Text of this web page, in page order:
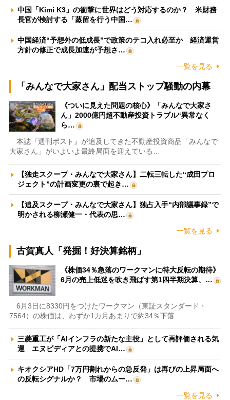
中国「Kimi K3」の衝撃に世界はどう対応するのか？ 米財務
長官が検討する「蒸留を行う中国…
中国経済“予想外の低成長”で政策のテコ入れ必至か 経済運営
方針の修正で成長加速が予想さ…
一覧を見る
「みんなで大家さん」配当ストップ騒動の内幕
《ついに見えた問題の核心》「みんなで大家さ
ん」2000億円超不動産投資トラブル“異常なく
ら…
本誌『週刊ポスト』が追及してきた不動産投資商品「みんなで
大家さん」がいよいよ最終局面を迎えている…
【独走スクープ・みんなで大家さん】二転三転した“成田プロ
ジェクト”の計画変更の裏で起き…
【追及スクープ・みんなで大家さん】独占入手“内部議事録”で
明かされる柳瀬健一・代表の思…
一覧を見る
古賀真人「発掘！好決算銘柄」
《株価34％急落のワークマンに特大反転の期待》
6月の売上低迷を吹き飛ばす第1四半期決算、…
6月3日に8330円をつけたワークマン（東証スタンダード・
7564）の株価は、わずか1カ月あまりで約34％下落…
三菱重工が「AIインフラの新たな主役」として再評価される気
運 エヌビディアとの提携でAI…
キオクシアHD「7万円割れからの急反発」は再びの上昇局面へ
の反転シグナルか？ 市場のムー…
一覧を見る